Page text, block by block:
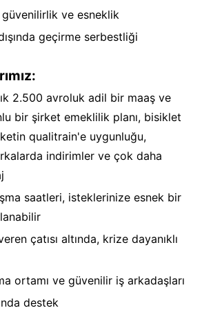
güvenilirlik ve esneklik
geçirme serbestliği
2.500 avroluk adil bir maaş ve
bir şirket emeklilik planı, bisiklet
qualitrain'e uygunluğu,
indirimler ve çok daha
saatleri, isteklerinize esnek bir
çatısı altında, krize dayanıklı
ortamı ve güvenilir iş arkadaşları
destek